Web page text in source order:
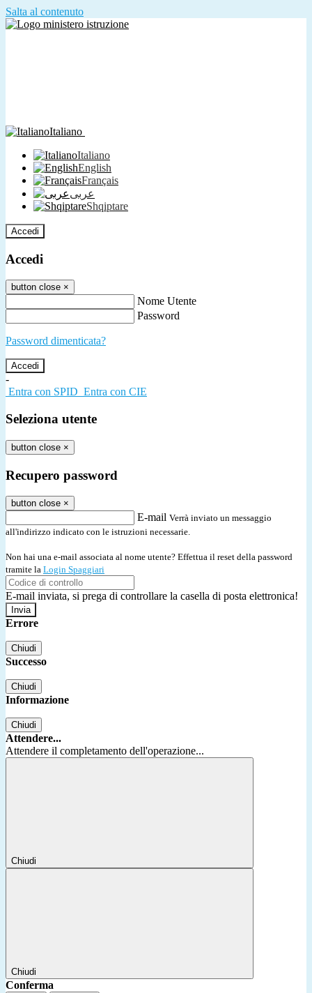
Salta al contenuto
Italiano
Italiano
English
Français
عربى
Shqiptare
Accedi
Accedi
button close ×
Nome Utente
Password
Password dimenticata?
-
Entra con SPID Entra con CIE
Seleziona utente
button close ×
Recupero password
button close ×
E-mail Verrà inviato un messaggio
all'indirizzo indicato con le istruzioni necessarie.
Non hai una e-mail associata al nome utente? Effettua il reset della password
tramite la Login Spaggiari
E-mail inviata, si prega di controllare la casella di posta elettronica!
Errore
Chiudi
Successo
Chiudi
Informazione
Chiudi
Attendere...
Attendere il completamento dell'operazione...
Chiudi
Chiudi
Conferma